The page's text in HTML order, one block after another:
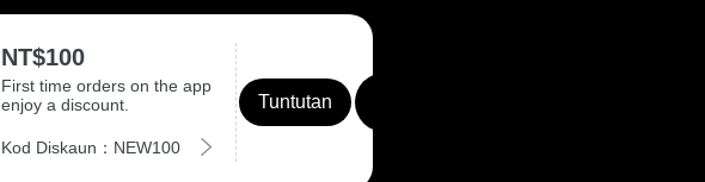
NT$100
First time orders on the app
enjoy a discount.
Kod Diskaun：NEW100
Tuntutan